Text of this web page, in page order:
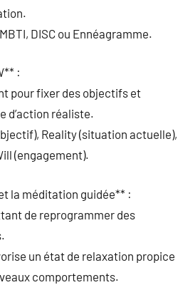
DISC ou Ennéagramme.
:
pour fixer des objectifs et
d’action réaliste.
Reality (situation actuelle),
(engagement).
la méditation guidée** :
de reprogrammer des
un état de relaxation propice
comportements.